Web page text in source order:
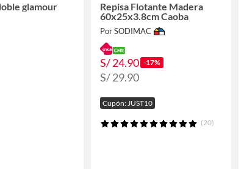
glamour
Repisa Flotante Madera
60x25x3.8cm Caoba
Por SODIMAC
S/ 24.90 -17%
S/ 29.90
Cupón: JUST10
(20)